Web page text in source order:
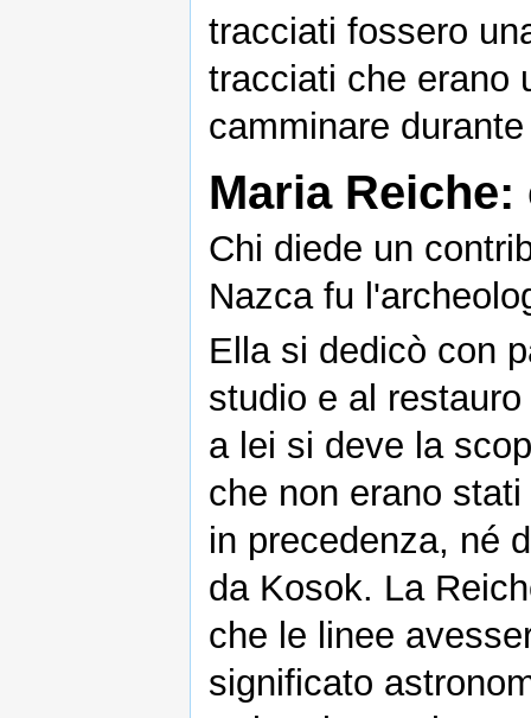
tracciati fossero
tracciati che erano
camminare
Maria
Chi diede un
Nazca fu
Ella si dedicò con
studio e al
a lei si deve la
che non erano
in precedenza, né
da Kosok. La
che le linee
significato